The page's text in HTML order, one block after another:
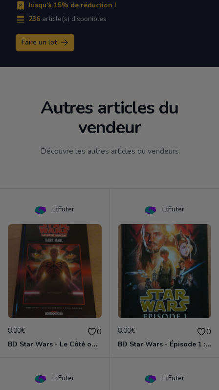
Jusqu'à 15% de réduction !
236 article(s) disponibles
Faire un lot
Autres articles du
vendeur
Découvre les autres articles du vendeurs
LtFuter
8.00€ 0
BD Star Wars - Le Côté obscur T02 - Dark Maul
LtFuter
8.00€ 0
BD Star Wars - Épisode 1 : la menace fantôme
LtFuter LtFuter